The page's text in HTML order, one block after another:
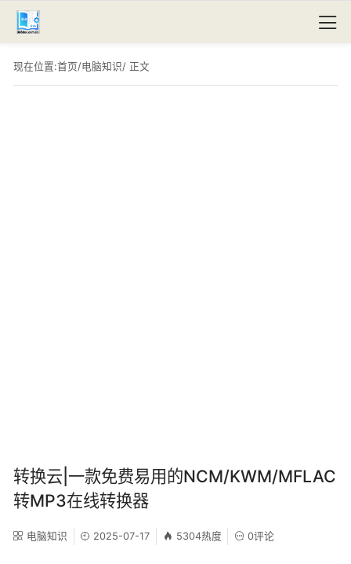
现在位置:首页/电脑知识/ 正文
转换云|一款免费易用的NCM/KWM/MFLAC
转MP3在线转换器
电脑知识 2025-07-17 5304热度 0评论